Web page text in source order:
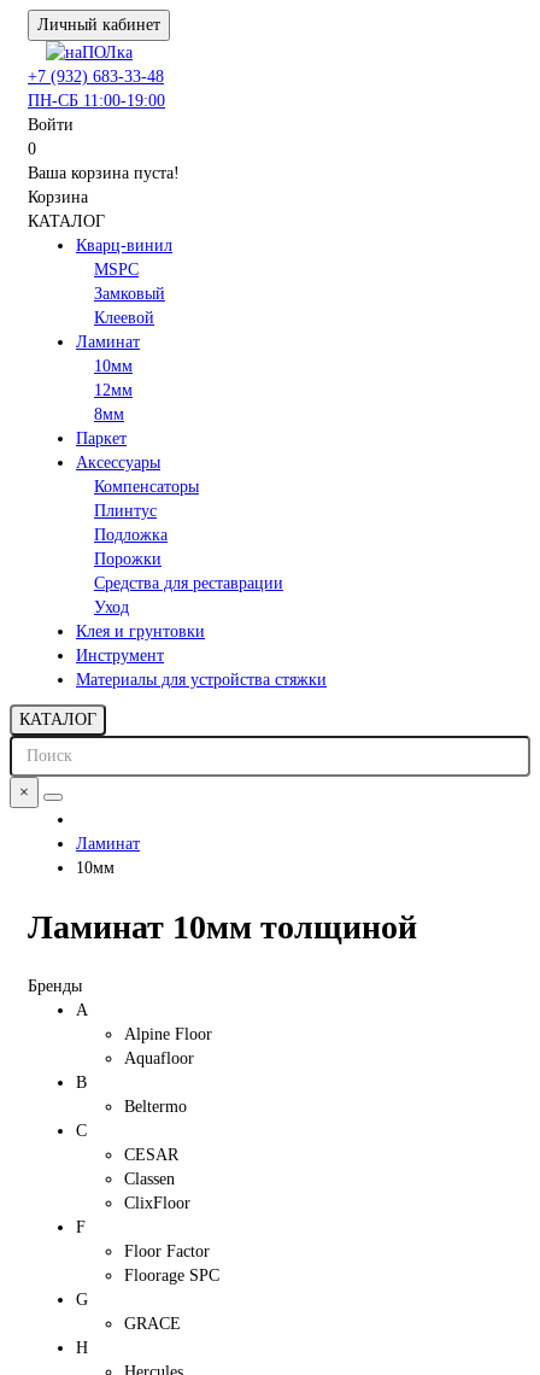
Личный кабинет
+7 (932) 683-33-48
ПН-СБ 11:00-19:00
Войти
0
Ваша корзина пуста!
Корзина
КАТАЛОГ
Кварц-винил
MSPC
Замковый
Клеевой
Ламинат
10мм
12мм
8мм
Паркет
Аксессуары
Компенсаторы
Плинтус
Подложка
Порожки
Средства для реставрации
Уход
Клея и грунтовки
Инструмент
Материалы для устройства стяжки
КАТАЛОГ
×
Ламинат
10мм
Ламинат 10мм толщиной
Бренды
A
Alpine Floor
Aquafloor
B
Beltermo
C
CESAR
Classen
ClixFloor
F
Floor Factor
Floorage SPC
G
GRACE
H
Hercules